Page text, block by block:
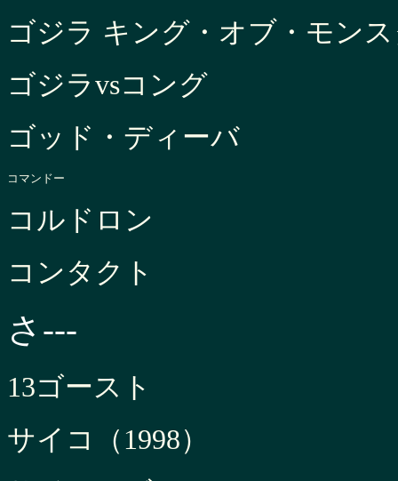
ゴジラ キング・オブ・モン
ゴジラvsコング
ゴッド・ディーバ
コマンドー
コルドロン
コンタクト
さ---
13ゴースト
サイコ（1998）